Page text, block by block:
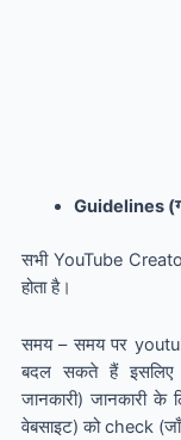
Guidelines
सभी YouTube
होता है।
समय – समय पर
बदल सकते हैं
जानकारी) जानकारी
वेबसाइट) को check